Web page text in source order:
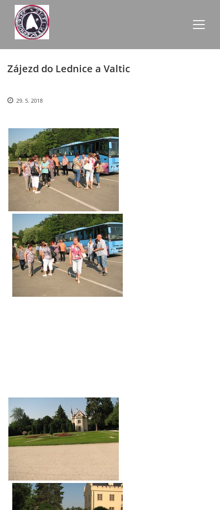
AKTUALITY
ZE SCHŮZÍ
ÚŘEDNÍ DESKA
O NEVŠOVÉ
KONTAKTY
OBECNÍ BUDOVY
SPOLKY
SLUŽBY
© 2026 eStránky.cz |Aktualizováno: 20. 7. 2026
Zájezd do Lednice a Valtic
29. 5. 2018